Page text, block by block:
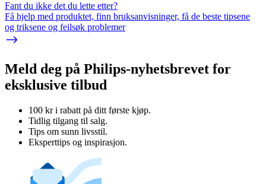
Fant du ikke det du lette etter?
Få hjelp med produktet, finn bruksanvisninger, få de beste tipsene
og triksene og feilsøk problemer
Meld deg på Philips-nyhetsbrevet for
eksklusive tilbud
100 kr i rabatt på ditt første kjøp.
Tidlig tilgang til salg.
Tips om sunn livsstil.
Eksperttips og inspirasjon.